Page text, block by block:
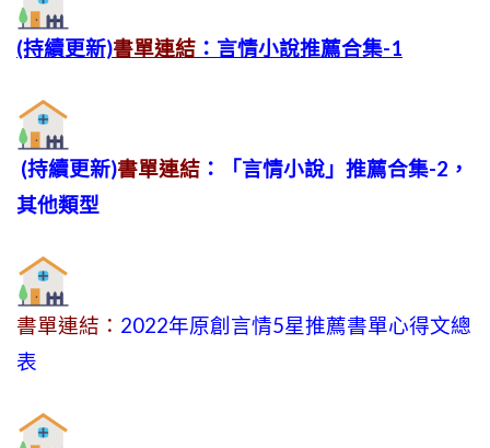
(持續更新)書單連結 ：言情小說推薦合集-1
(持續更新)書單連結 ：「言情小說」推薦合集-2，
其他類型
書單連結： 2022年原創言情5星推薦書單心得文總
表